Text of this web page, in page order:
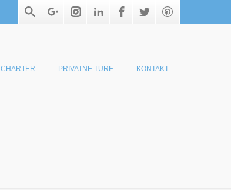
CHARTER PRIVATNE TURE KONTAKT